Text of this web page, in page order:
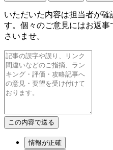
いただいた内容は担当者が
す。個々のご意見にはお返
さいませ。
情報が正確